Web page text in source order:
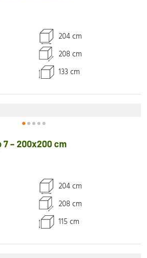
204 cm
208 cm
133 cm
– 200x200 cm
204 cm
208 cm
115 cm